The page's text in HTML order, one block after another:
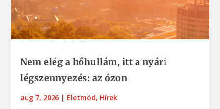
Nem elég a hőhullám, itt a nyári
légszennyezés: az ózon
aug 7, 2026 | Életmód, Hírek